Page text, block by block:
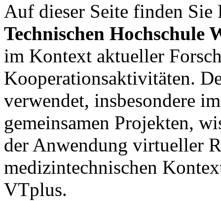
Auf dieser Seite finden
Technischen
im Kontext aktueller
Kooperationsaktivitäten.
verwendet, insbesondere
gemeinsamen Projekten,
der Anwendung virtueller
medizintechnischen
VTplus.